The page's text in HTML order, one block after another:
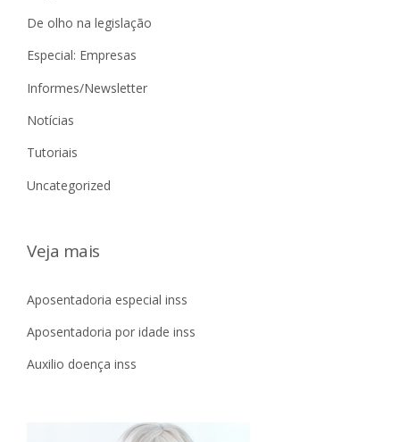
De olho na legislação
Especial: Empresas
Informes/Newsletter
Notícias
Tutoriais
Uncategorized
Veja mais
Aposentadoria especial inss
Aposentadoria por idade inss
Auxilio doença inss